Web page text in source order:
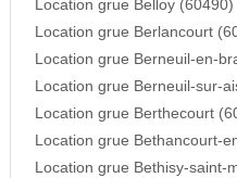
Location grue Belloy (60490)
Location grue Berlancourt
Location grue Berneuil-en-
Location grue Berneuil-sur-
Location grue Berthecourt
Location grue Bethancourt-
Location grue Bethisy-saint-